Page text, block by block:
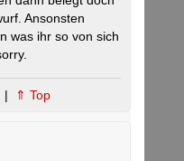
Ansonsten
was ihr so von sich
| ⇑ Top